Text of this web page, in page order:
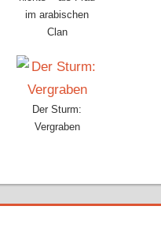
im arabischen
Clan
Der Sturm:
Vergraben